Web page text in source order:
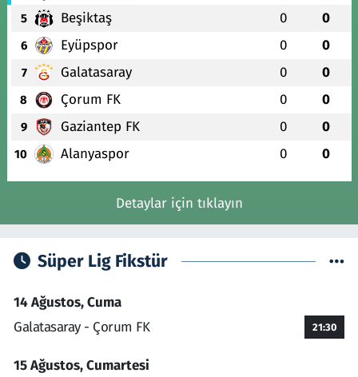
5 Beşiktaş 0 0
6 Eyüpspor 0 0
7 Galatasaray 0 0
8 Çorum FK 0 0
9 Gaziantep FK 0 0
10 Alanyaspor 0 0
Detaylar için tıklayın
Süper Lig Fikstür
14 Ağustos, Cuma
Galatasaray - Çorum FK
21:30
15 Ağustos, Cumartesi